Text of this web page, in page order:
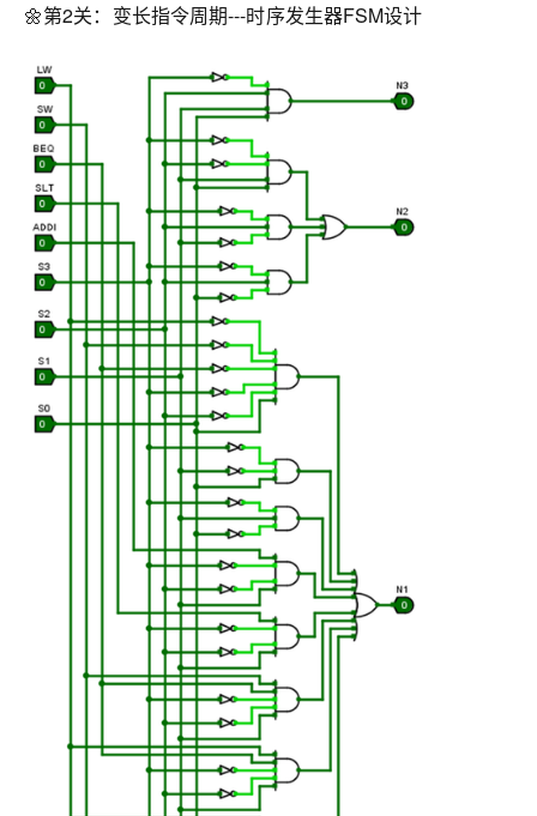
🌼第2关：变长指令周期---时序发生器FSM设计